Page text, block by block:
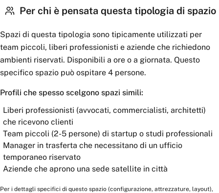
Per chi è pensata questa tipologia di spazio
Spazi di questa tipologia sono tipicamente utilizzati per
team piccoli, liberi professionisti e aziende che richiedono
ambienti riservati. Disponibili a ore o a giornata. Questo
specifico spazio può ospitare 4 persone.
Profili che spesso scelgono spazi simili:
Liberi professionisti (avvocati, commercialisti, architetti)
che ricevono clienti
Team piccoli (2-5 persone) di startup o studi professionali
Manager in trasferta che necessitano di un ufficio
temporaneo riservato
Aziende che aprono una sede satellite in città
Per i dettagli specifici di questo spazio (configurazione, attrezzature, layout),